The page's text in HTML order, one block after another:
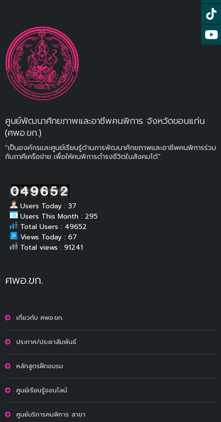
ศูนย์พัฒนาศักยภาพและอาชีพคนพิการ จังหวัดขอนแก่น
(ศพอ.ขก.)
“เป็นองค์กรและศูนย์เรียนรู้ด้านการพัฒนาศักยภาพและอาชีพคนพิการร่วม
กับภาคีเครือข่าย เพื่อให้คนพิการดำรงชีวิตในสังคมได้”
Users Today : 37
Users This Month : 295
Total Users : 49652
Views Today : 67
Total views : 91241
ศพอ.ขก.
เกี่ยวกับ ศพอ.ขก.
ประกาศ/ประชาสัมพันธ์
หลักสูตรฝึกอบรม
ศูนย์เรียนรู้ออนไลน์
ศูนย์บริการคนพิการ สาขา